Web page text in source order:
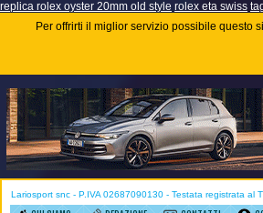
replica rolex oyster 20mm old style rolex eta swiss
Per offrirti il miglior servizio possibile questo
Lariosport snc - P.IVA 02687090130 - Testata registrata al